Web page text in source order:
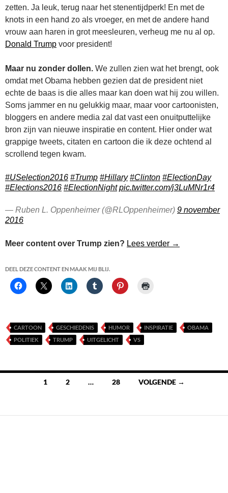
zetten. Ja leuk, terug naar het stenentijdperk! En met de
knots in een hand zo als vroeger, en met de andere hand
vrouw aan haren in grot meesleuren, verheug me nu al op.
Donald Trump voor president!
Maar nu zonder dollen. We zullen zien wat het brengt, ook
omdat met Obama hebben gezien dat de president niet
echte de baas is die alles maar kan doen wat hij zou willen.
Soms jammer en nu gelukkig maar, maar voor cartoonisten,
bloggers en andere media zal dat vast een onuitputtelijke
bron zijn van nieuwe inspiratie en content. Hier onder wat
grappige tweets, citaten en cartoon die ik deze ochtend al
scrollend tegen kwam.
#USelection2016 #Trump #Hillary #Clinton #ElectionDay
#Elections2016 #ElectionNight pic.twitter.com/j3LuMNr1r4
— Ruben L. Oppenheimer (@RLOppenheimer) 9 november
2016
Meer content over Trump zien? Lees verder De Dag dat de
→
DEEL DEZE CONTENT EN MAAK MIJ BLIJ.
CARTOON GESCHIEDENIS HUMOR INSPIRATIE
OBAMA
POLITIEK
TRUMP UITGELICHT VS
Berichten
1 2 … 28 VOLGENDE →